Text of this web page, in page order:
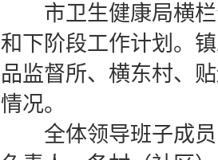
市卫生健康局横栏
和下阶段工作计划。
品监督所、横东村、
情况。
全体领导班子成员